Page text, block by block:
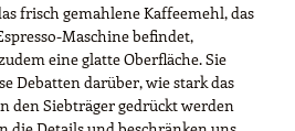
frisch gemahlene Kaffeemehl, das
Maschine befindet,
eine glatte Oberfläche. Sie
Debatten darüber, wie stark das
den Siebträger gedrückt werden